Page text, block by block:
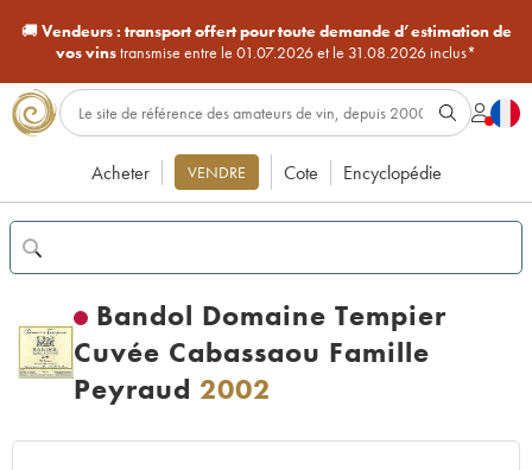
🚚Vendeurs : transport offert pour toute demande d’estimation de
vos vinstransmise entre le 01.07.2026 et le 31.08.2026 inclus*
Acheter VENDRE Cote Encyclopédie
Bandol Domaine Tempier
Cuvée Cabassaou Famille
Peyraud 2002